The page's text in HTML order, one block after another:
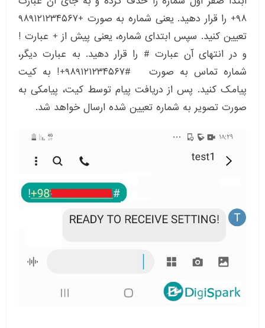
۹۸+ را قرار دهید. یعنی شماره به صورت +۹۸۹۱۲۱۲۳۴۵۶۷
تعیین کنید. سپس ابتدای شماره، یعنی پیش از + عبارت !
و در انتهای آن عبارت # را قرار دهید. به عبارت دیگر،
شماره تماس به صورت #۹۸۹۱۲۱۲۳۴۵۶۷+! به کیت
پیامک کنید. پس از دریافت پیام توسط کیت، پیامکی به
صورت تصویر به شماره تعیین شده ارسال خواهد شد.